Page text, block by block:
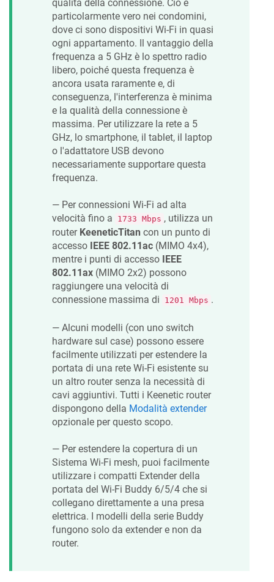
qualità della connessione. Ciò è
particolarmente vero nei condomini,
dove ci sono dispositivi Wi-Fi in quasi
ogni appartamento. Il vantaggio della
frequenza a 5 GHz è lo spettro radio
libero, poiché questa frequenza è
ancora usata raramente e, di
conseguenza, l'interferenza è minima
e la qualità della connessione è
massima. Per utilizzare la rete a 5
GHz, lo smartphone, il tablet, il laptop
o l'adattatore USB devono
necessariamente supportare questa
frequenza.
— Per connessioni Wi-Fi ad alta
velocità fino a
1733 Mbps , utilizza un
router KeeneticTitan con un punto di
accesso IEEE 802.11ac (MIMO 4x4),
mentre i punti di accesso IEEE
802.11ax (MIMO 2x2) possono
raggiungere una velocità di
connessione massima di
1201 Mbps .
— Alcuni modelli (con uno switch
hardware sul case) possono essere
facilmente utilizzati per estendere la
portata di una rete Wi-Fi esistente su
un altro router senza la necessità di
cavi aggiuntivi. Tutti i Keenetic router
dispongono della Modalità extender
opzionale per questo scopo.
— Per estendere la copertura di un
Sistema Wi-Fi mesh, puoi facilmente
utilizzare i compatti Extender della
portata del Wi-Fi Buddy 6/5/4 che si
collegano direttamente a una presa
elettrica. I modelli della serie Buddy
fungono solo da extender e non da
router.